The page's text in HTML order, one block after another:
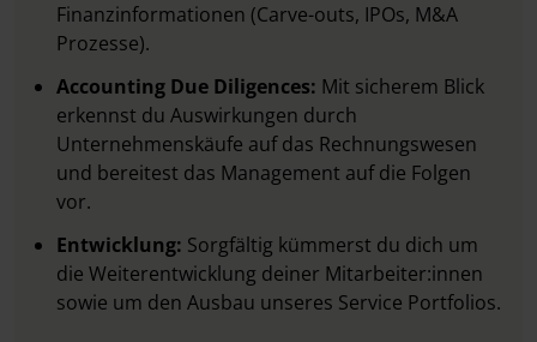
Finanzinformationen (Carve-outs, IPOs, M&A
Prozesse).
Accounting Due Diligences: Mit sicherem Blick
erkennst du Auswirkungen durch
Unternehmenskäufe auf das Rechnungswesen
und bereitest das Management auf die Folgen
vor.
Entwicklung: Sorgfältig kümmerst du dich um
die Weiterentwicklung deiner Mitarbeiter:innen
sowie um den Ausbau unseres Service Portfolios.